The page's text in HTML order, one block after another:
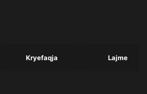
Kryefaqja Lajme